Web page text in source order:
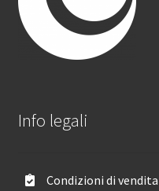
Info legali
Condizioni di vendita